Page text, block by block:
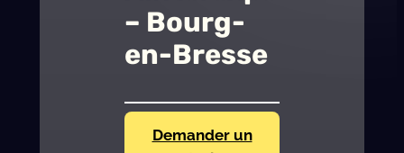
– Bourg-
en-Bresse
Demander un